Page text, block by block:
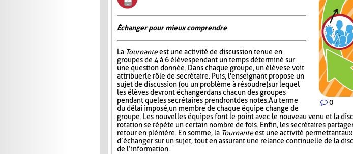
0
Échanger pour mieux comprendre
La Tournanteest une activité de discussion tenue en
groupes de 4 à 6 élèves pendant un temps déterminé sur
une question donnée. Dans chaque groupe, un élève se voit
attribuer le rôle de secrétaire. Puis, l'enseignant propose un
sujet de discussion (ou un problème à résoudre) sur lequel
les élèves devront échanger dans chacun des groupes
pendant que les secrétaires prendront des notes. Au terme
du délai imposé, un membre de chaque équipe change de
groupe. Les nouvelles équipes font le point avec le nouveau venu et la
rotation se répète un certain nombre de fois. Enfin, les secrétaires
retour en plénière. En somme, la Tournanteest une activité permettant
d’échanger sur un sujet, tout en assurant une relance continuelle de la
de l’information.